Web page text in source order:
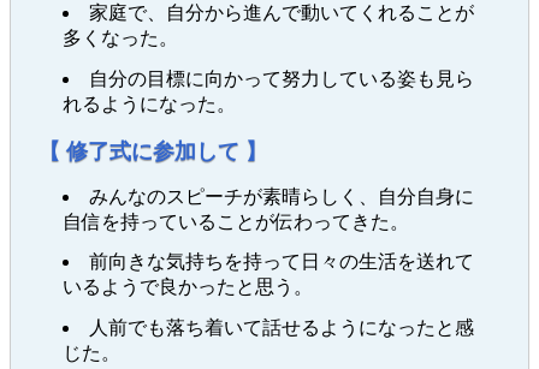
家庭で、自分から進んで動いてくれることが
多くなった。
自分の目標に向かって努力している姿も見ら
れるようになった。
【 修了式に参加して 】
みんなのスピーチが素晴らしく、自分自身に
自信を持っていることが伝わってきた。
前向きな気持ちを持って日々の生活を送れて
いるようで良かったと思う。
人前でも落ち着いて話せるようになったと感
じた。